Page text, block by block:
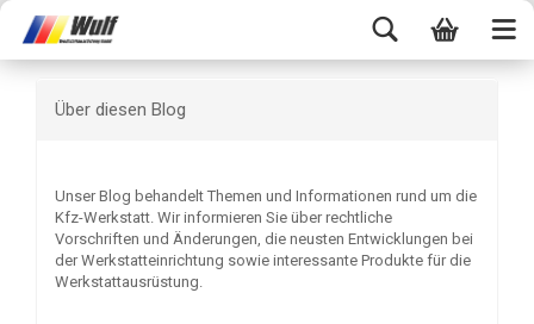
Über diesen Blog
Unser Blog behandelt Themen und Informationen rund um die
Kfz-Werkstatt. Wir informieren Sie über rechtliche
Vorschriften und Änderungen, die neusten Entwicklungen bei
der Werkstatteinrichtung sowie interessante Produkte für die
Werkstattausrüstung.